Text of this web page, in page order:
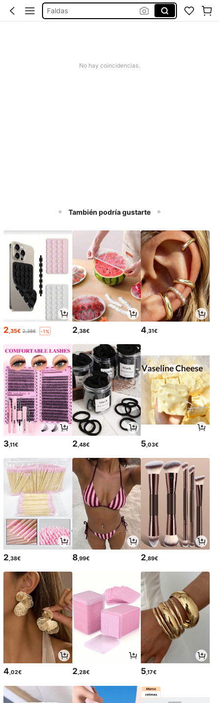
Falda Larga Mujer
No hay coincidencias.
También podría gustarte
2 ,35€ 2,38€ -1% 2 ,38€ 4 ,31€
3,11€ 2,48€ 5,03€
2,38€ 8,99€ 2,89€
4,02€ 2,28€ 5,17€